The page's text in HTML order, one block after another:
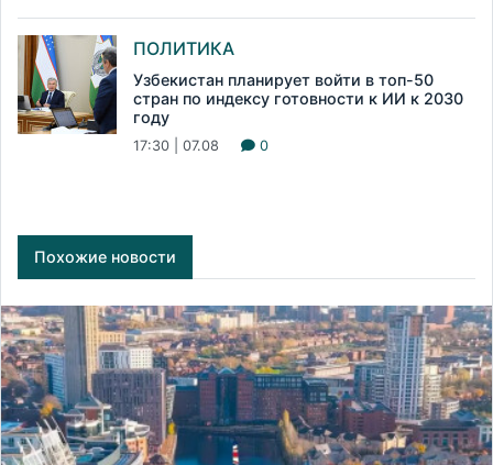
ПОЛИТИКА
Узбекистан планирует войти в топ-50
стран по индексу готовности к ИИ к 2030
году
17:30 | 07.08 0
Похожие новости